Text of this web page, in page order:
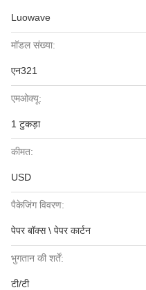
Luowave
मॉडल संख्या:
एन321
एमओक्यू:
1 टुकड़ा
कीमत:
USD
पैकेजिंग विवरण:
पेपर बॉक्स \ पेपर कार्टन
भुगतान की शर्तें:
टी/टी